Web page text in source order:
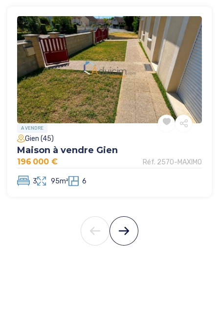
A VENDRE
Réf. 2570-MAXIMO
Gien (45)
Maison à vendre Gien
3 95m² 6
196 000 €